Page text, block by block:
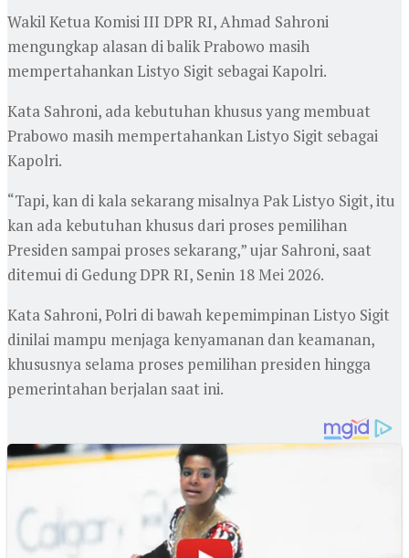
Wakil Ketua Komisi III DPR RI, Ahmad Sahroni
mengungkap alasan di balik Prabowo masih
mempertahankan Listyo Sigit sebagai Kapolri.
Kata Sahroni, ada kebutuhan khusus yang membuat
Prabowo masih mempertahankan Listyo Sigit sebagai
Kapolri.
“Tapi, kan di kala sekarang misalnya Pak Listyo Sigit, itu
kan ada kebutuhan khusus dari proses pemilihan
Presiden sampai proses sekarang,” ujar Sahroni, saat
ditemui di Gedung DPR RI, Senin 18 Mei 2026.
Kata Sahroni, Polri di bawah kepemimpinan Listyo Sigit
dinilai mampu menjaga kenyamanan dan keamanan,
khususnya selama proses pemilihan presiden hingga
pemerintahan berjalan saat ini.